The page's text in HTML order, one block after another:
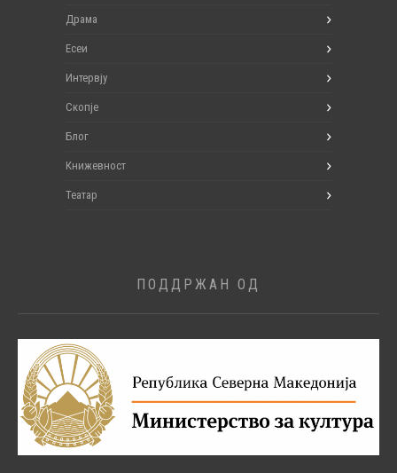
Драма
Есеи
Интервју
Скопје
Блог
Книжевност
Театар
ПОДДРЖАН ОД